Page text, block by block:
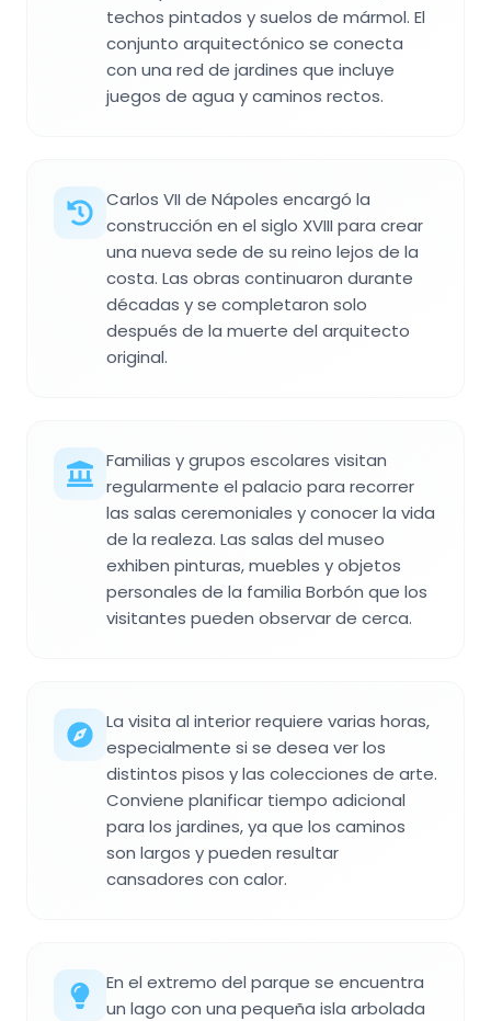
techos pintados y suelos de mármol. El
conjunto arquitectónico se conecta
con una red de jardines que incluye
juegos de agua y caminos rectos.
Carlos VII de Nápoles encargó la
construcción en el siglo XVIII para crear
una nueva sede de su reino lejos de la
costa. Las obras continuaron durante
décadas y se completaron solo
después de la muerte del arquitecto
original.
Familias y grupos escolares visitan
regularmente el palacio para recorrer
las salas ceremoniales y conocer la vida
de la realeza. Las salas del museo
exhiben pinturas, muebles y objetos
personales de la familia Borbón que los
visitantes pueden observar de cerca.
La visita al interior requiere varias horas,
especialmente si se desea ver los
distintos pisos y las colecciones de arte.
Conviene planificar tiempo adicional
para los jardines, ya que los caminos
son largos y pueden resultar
cansadores con calor.
En el extremo del parque se encuentra
un lago con una pequeña isla arbolada